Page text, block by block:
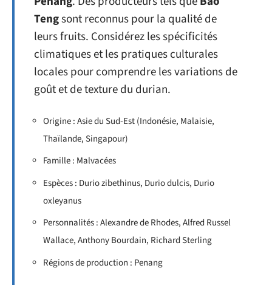
Tengsont reconnus pour la qualité de
leurs fruits. Considérez les spécificités
climatiques et les pratiques culturales
locales pour comprendre les variations de
goût et de texture du durian.
Origine : Asie du Sud-Est (Indonésie, Malaisie,
Thaïlande, Singapour)
Famille : Malvacées
Espèces : Durio zibethinus, Durio dulcis, Durio
oxleyanus
Personnalités : Alexandre de Rhodes, Alfred Russel
Wallace, Anthony Bourdain, Richard Sterling
Régions de production : Penang